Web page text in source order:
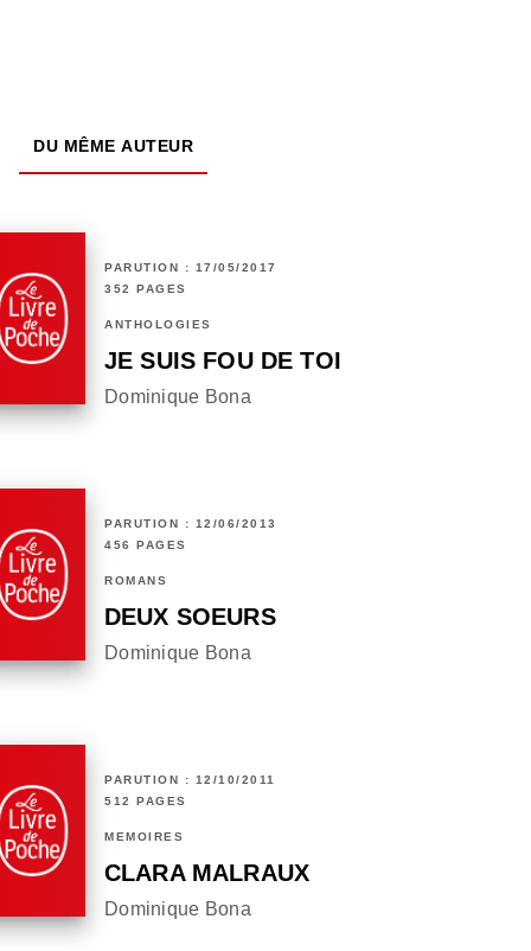
DU MÊME AUTEUR
PARUTION : 17/05/2017
352 PAGES
ANTHOLOGIES
JE SUIS FOU DE TOI
Dominique Bona
PARUTION : 12/06/2013
456 PAGES
ROMANS
DEUX SOEURS
Dominique Bona
PARUTION : 12/10/2011
512 PAGES
MÉMOIRES
CLARA MALRAUX
Dominique Bona